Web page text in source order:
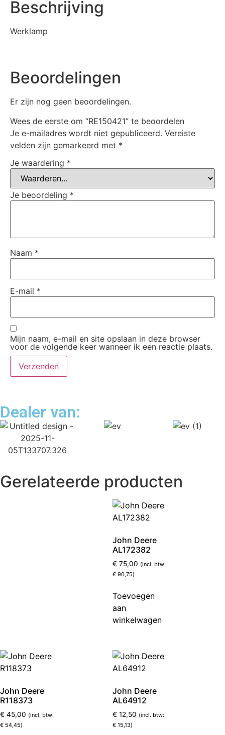
Beschrijving
Werklamp
Beoordelingen
Er zijn nog geen beoordelingen.
Wees de eerste om “RE150421” te beoordelen
Je e-mailadres wordt niet gepubliceerd. Vereiste
velden zijn gemarkeerd met *
Je waardering *
Je beoordeling *
Naam *
E-mail *
Mijn naam, e-mail en site opslaan in deze browser
voor de volgende keer wanneer ik een reactie plaats.
Dealer van:
Gerelateerde producten
John Deere
AL172382
€ 75,00 (incl. btw:
€ 90,75)
Toevoegen
aan
winkelwagen
John Deere
R118373
€ 45,00 (incl. btw:
€ 54,45)
John Deere
AL64912
€ 12,50 (incl. btw:
€ 15,13)